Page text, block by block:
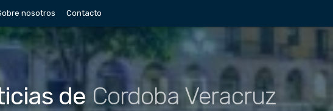
nosotros Contacto
de Cordoba Veracruz